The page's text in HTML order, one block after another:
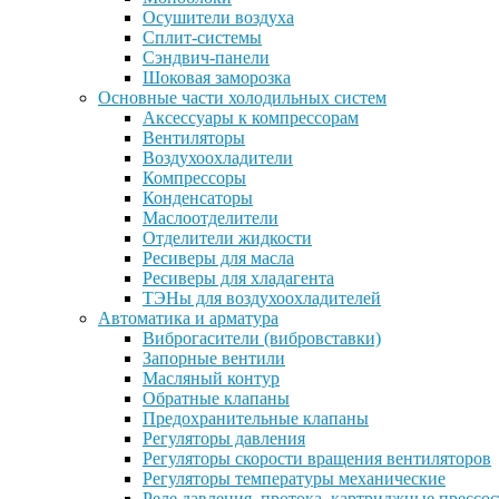
Осушители воздуха
Сплит-системы
Сэндвич-панели
Шоковая заморозка
Основные части холодильных систем
Аксессуары к компрессорам
Вентиляторы
Воздухоохладители
Компрессоры
Конденсаторы
Маслоотделители
Отделители жидкости
Ресиверы для масла
Ресиверы для хладагента
ТЭНы для воздухоохладителей
Автоматика и арматура
Виброгасители (вибровставки)
Запорные вентили
Масляный контур
Обратные клапаны
Предохранительные клапаны
Регуляторы давления
Регуляторы скорости вращения вентиляторов
Регуляторы температуры механические